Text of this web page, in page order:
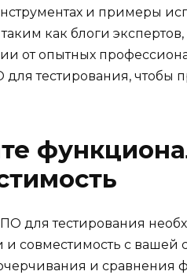
и примеры
как блоги
от опытных
для тестирования,
для тестирования
и совместимость с вашей
и сравнения